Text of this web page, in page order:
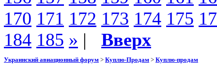
170 171 172 173 174 175
184 185 » | Вверх
Украинский авиационный форум > Куплю-Продам > Куплю-продам